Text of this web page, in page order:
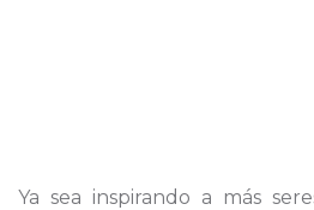
Ya sea inspirando a más